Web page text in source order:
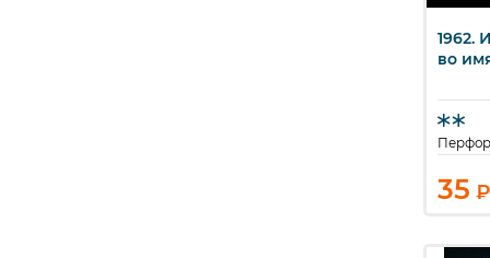
1962.
во
35 ₽